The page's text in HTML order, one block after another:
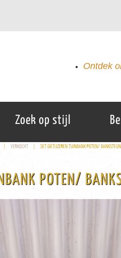
Ontdek
Zoek op stijl
VERKOCHT SET GIETIJZEREN TUINBANK POTEN/
POTEN/